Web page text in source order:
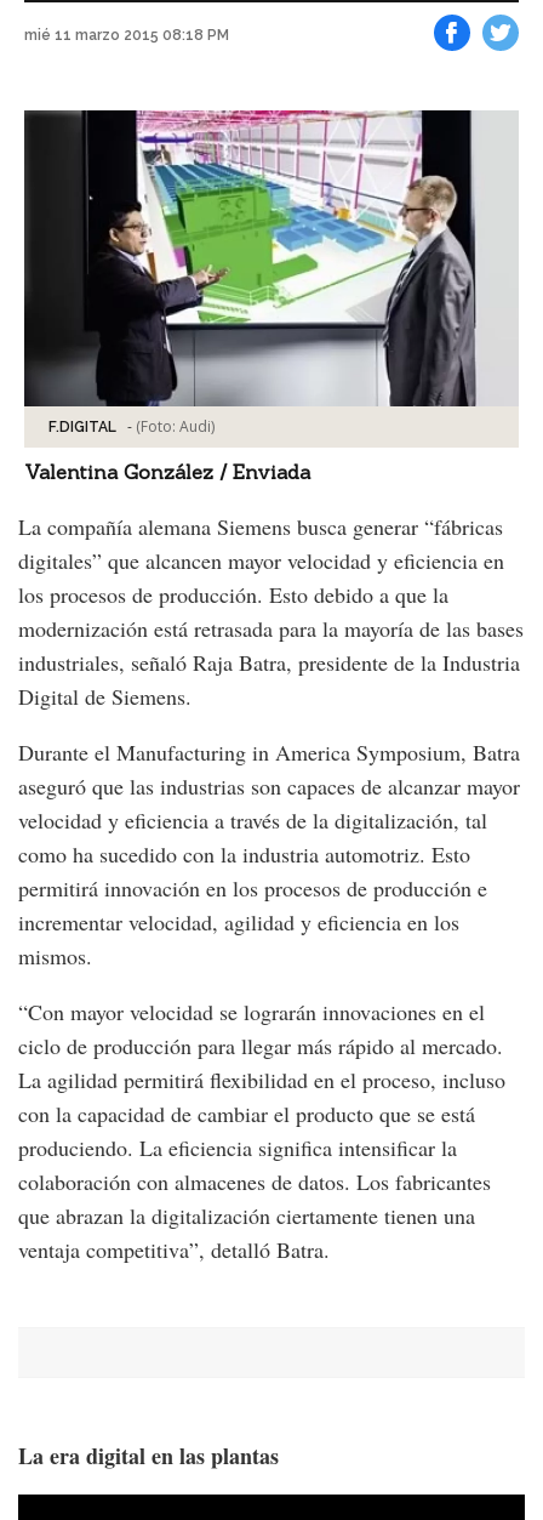
mié 11 marzo 2015 08:18 PM
F.DIGITAL - (Foto: Audi)
Valentina González / Enviada
La compañía alemana Siemens busca generar “fábricas
digitales” que alcancen mayor velocidad y eficiencia en
los procesos de producción. Esto debido a que la
modernización está retrasada para la mayoría de las bases
industriales, señaló Raja Batra, presidente de la Industria
Digital de Siemens.
Durante el Manufacturing in America Symposium, Batra
aseguró que las industrias son capaces de alcanzar mayor
velocidad y eficiencia a través de la digitalización, tal
como ha sucedido con la industria automotriz. Esto
permitirá innovación en los procesos de producción e
incrementar velocidad, agilidad y eficiencia en los
mismos.
“Con mayor velocidad se lograrán innovaciones en el
ciclo de producción para llegar más rápido al mercado.
La agilidad permitirá flexibilidad en el proceso, incluso
con la capacidad de cambiar el producto que se está
produciendo. La eficiencia significa intensificar la
colaboración con almacenes de datos. Los fabricantes
que abrazan la digitalización ciertamente tienen una
ventaja competitiva”, detalló Batra.
La era digital en las plantas